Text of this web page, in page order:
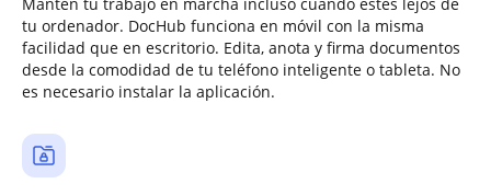
tu ordenador. DocHub funciona en móvil con la misma
facilidad que en escritorio. Edita, anota y firma documentos
desde la comodidad de tu teléfono inteligente o tableta. No
es necesario instalar la aplicación.